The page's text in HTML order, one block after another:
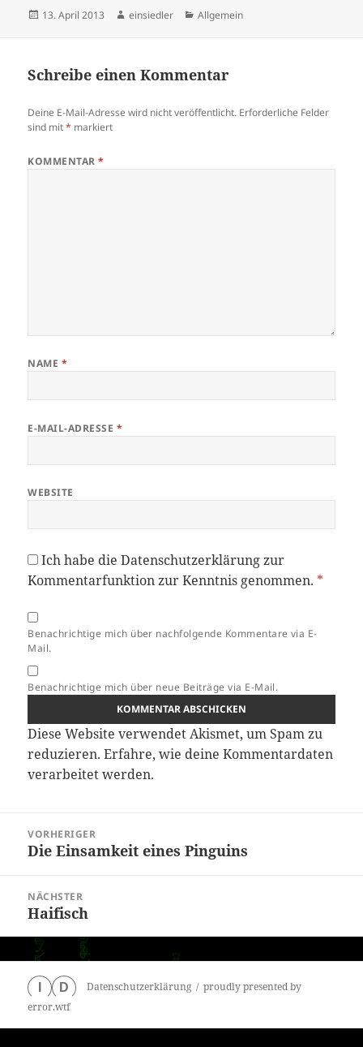
Die Fachzeitschrift «Scientific
Reports» hat die Resultate
leiden unter starker sozialer
Stigmatisierung. Zusätzlich
Veröffentlicht
13. April 2013 Autor
einsiedler Kategorien
Allgemein
Schreibe einen Kommentar
Deine E-Mail-Adresse wird nicht veröffentlicht. Erforderliche Felder
sind mit* markiert
KOMMENTAR*
NAME *
E-MAIL-ADRESSE *
WEBSITE
Ich habe dieDatenschutzerklärungzur
Kommentarfunktion zur Kenntnis genommen. *
Benachrichtige mich über nachfolgende Kommentare via E-
Mail.
Benachrichtige mich über neue Beiträge via E-Mail.
Diese Website verwendet Akismet, um Spam zu
reduzieren.Erfahre, wie deine Kommentardaten
verarbeitet werden.
VORHERIGER
Vorheriger
Die Einsamkeit eines Pinguins
NÄCHSTER
Nächster
Beitrag:
Haifisch
D Datenschutzerklärung
proudly presented by
error.wtf